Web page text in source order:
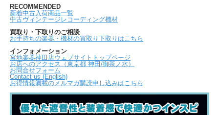
RECOMMENDED
新着中古入荷商品一覧
中古ヴィンテージレコーディング機材
買取り・下取りのご相談
お手持ちの楽器・機材の買取り下取りはこちら
インフォメーション
宮地楽器神田店ウェブサイトトップページ
お店へのアクセス（東京都 神田/御茶ノ水）
お問合せフォーム
Contact us (English)
お得情報満載のメルマガ購読申し込みはこちら